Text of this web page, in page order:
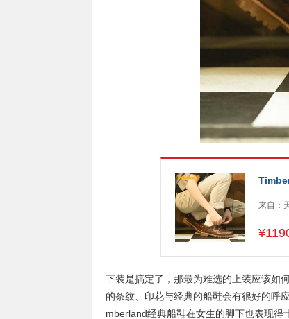
来自：
¥
下装是搞定了，那最为难选的上装应该如
的条纹、印花与经典的船鞋会有很好的呼
mberland经典船鞋在女生的脚下也表现得